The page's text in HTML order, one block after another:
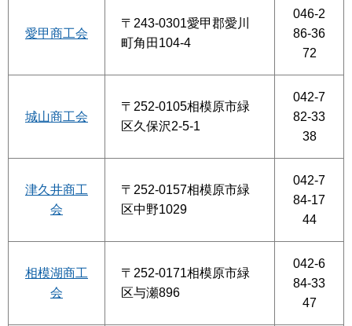
愛甲商工会
〒243-0301愛甲郡愛川
町角田104-4
046-2
86-36
72
城山商工会
〒252-0105相模原市緑
区久保沢2-5-1
042-7
82-33
38
津久井商工
会
〒252-0157相模原市緑
区中野1029
042-7
84-17
44
相模湖商工
会
〒252-0171相模原市緑
区与瀬896
042-6
84-33
47